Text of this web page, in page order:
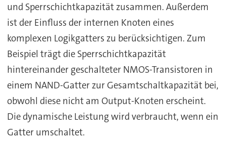
und Sperrschichtkapazität zusammen. Außerdem
ist der Einfluss der internen Knoten eines
komplexen Logikgatters zu berücksichtigen. Zum
Beispiel trägt die Sperrschichtkapazität
hintereinander geschalteter NMOS-Transistoren in
einem NAND-Gatter zur Gesamtschaltkapazität bei,
obwohl diese nicht am Output-Knoten erscheint.
Die dynamische Leistung wird verbraucht, wenn ein
Gatter umschaltet.